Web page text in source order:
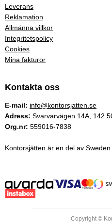
Leverans
Reklamation
Allmänna villkor
Integritetspolicy
Cookies
Mina fakturor
Kontakta oss
E-mail: info@kontorsjatten.se
Adress: Svarvarvägen 14A, 142
Org.nr: 559016-7838
Kontorsjätten är en del av
Copyright ©